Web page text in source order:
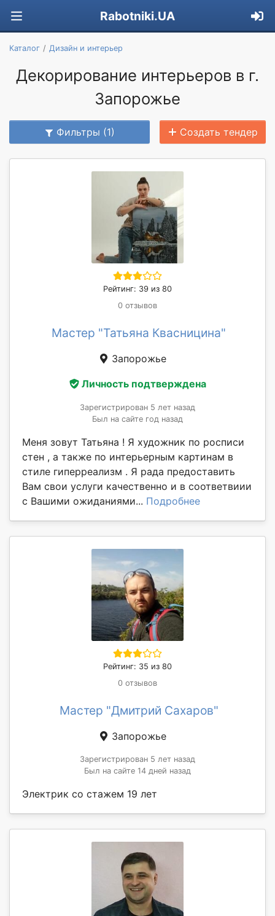
Rabotniki.UA
Каталог Дизайн и интерьер
Декорирование интерьеров в г.
Запорожье
Фильтры (1) Создать тендер
Рейтинг: 39 из 80
0 отзывов
Мастер "Татьяна Квасницина"
Запорожье
Личность подтверждена
Зарегистрирован 5 лет назад
Был на сайте год назад
Меня зовут Татьяна ! Я художник по росписи
стен , а также по интерьерным картинам в
стиле гиперреализм . Я рада предоставить
Вам свои услуги качественно и в соответвиии
с Вашими ожиданиями... Подробнее
Рейтинг: 35 из 80
0 отзывов
Мастер "Дмитрий Сахаров"
Запорожье
Зарегистрирован 5 лет назад
Был на сайте 14 дней назад
Электрик со стажем 19 лет